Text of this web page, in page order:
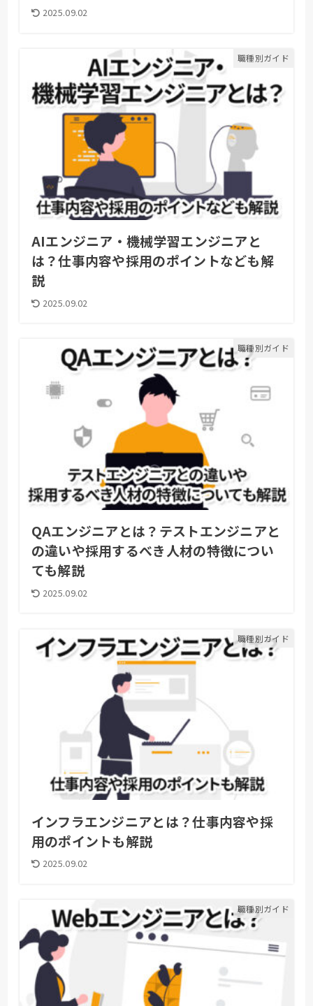
2025.09.02
職種別ガイド
AIエンジニア・機械学習エンジニアと
は？仕事内容や採用のポイントなども解
説
2025.09.02
職種別ガイド
QAエンジニアとは？テストエンジニアと
の違いや採用するべき人材の特徴につい
ても解説
2025.09.02
職種別ガイド
インフラエンジニアとは？仕事内容や採
用のポイントも解説
2025.09.02
職種別ガイド